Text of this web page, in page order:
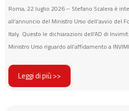
Roma, 22 luglio 2026 – Stefano Scalera è
all’annuncio del Ministro Urso dell’avvio del
Italy. Questo le dichiarazioni dell’AD di
Ministro Urso riguardo all’affidamento a
Leggi di più >>